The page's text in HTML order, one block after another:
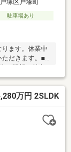
塚区戸塚町
駐車場あり
ます。休業中
だきます。■
とりある敷地■
万円 2SLDK